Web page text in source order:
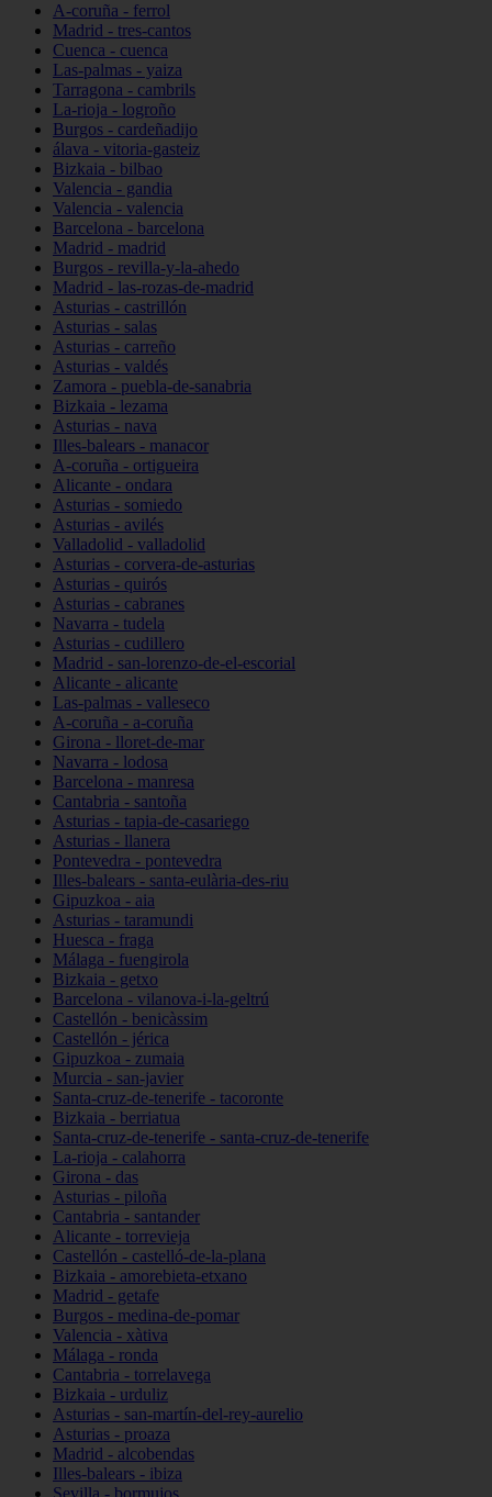
A-coruña - ferrol
Madrid - tres-cantos
Cuenca - cuenca
Las-palmas - yaiza
Tarragona - cambrils
La-rioja - logroño
Burgos - cardeñadijo
álava - vitoria-gasteiz
Bizkaia - bilbao
Valencia - gandia
Valencia - valencia
Barcelona - barcelona
Madrid - madrid
Burgos - revilla-y-la-ahedo
Madrid - las-rozas-de-madrid
Asturias - castrillón
Asturias - salas
Asturias - carreño
Asturias - valdés
Zamora - puebla-de-sanabria
Bizkaia - lezama
Asturias - nava
Illes-balears - manacor
A-coruña - ortigueira
Alicante - ondara
Asturias - somiedo
Asturias - avilés
Valladolid - valladolid
Asturias - corvera-de-asturias
Asturias - quirós
Asturias - cabranes
Navarra - tudela
Asturias - cudillero
Madrid - san-lorenzo-de-el-escorial
Alicante - alicante
Las-palmas - valleseco
A-coruña - a-coruña
Girona - lloret-de-mar
Navarra - lodosa
Barcelona - manresa
Cantabria - santoña
Asturias - tapia-de-casariego
Asturias - llanera
Pontevedra - pontevedra
Illes-balears - santa-eulària-des-riu
Gipuzkoa - aia
Asturias - taramundi
Huesca - fraga
Málaga - fuengirola
Bizkaia - getxo
Barcelona - vilanova-i-la-geltrú
Castellón - benicàssim
Castellón - jérica
Gipuzkoa - zumaia
Murcia - san-javier
Santa-cruz-de-tenerife - tacoronte
Bizkaia - berriatua
Santa-cruz-de-tenerife - santa-cruz-de-tenerife
La-rioja - calahorra
Girona - das
Asturias - piloña
Cantabria - santander
Alicante - torrevieja
Castellón - castelló-de-la-plana
Bizkaia - amorebieta-etxano
Madrid - getafe
Burgos - medina-de-pomar
Valencia - xàtiva
Málaga - ronda
Cantabria - torrelavega
Bizkaia - urduliz
Asturias - san-martín-del-rey-aurelio
Asturias - proaza
Madrid - alcobendas
Illes-balears - ibiza
Sevilla - bormujos